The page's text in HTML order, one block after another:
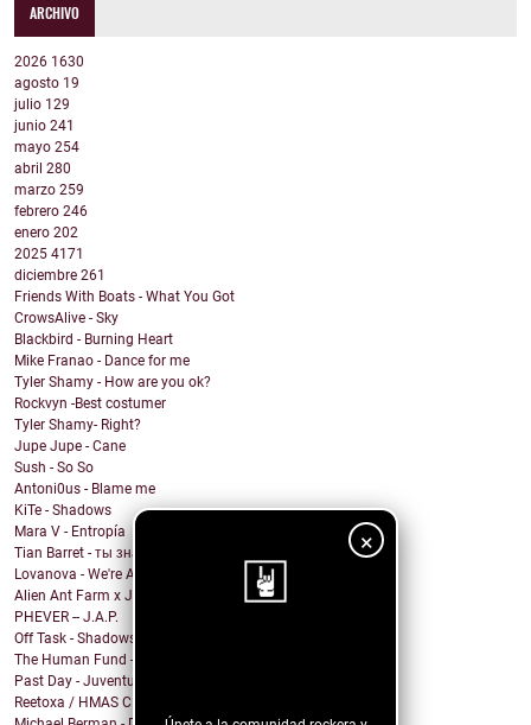
×
ARCHIVO
2026 1630
agosto 19
julio 129
junio 241
mayo 254
abril 280
marzo 259
febrero 246
enero 202
2025 4171
diciembre 261
Friends With Boats - What You Got
CrowsAlive - Sky
Blackbird - Burning Heart
Mike Franao - Dance for me
Tyler Shamy - How are you ok?
Rockvyn -Best costumer
Tyler Shamy- Right?
Jupe Jupe - Cane
Sush - So So
Antoni0us - Blame me
KiTe - Shadows
Mara V - Entropía
Tian Barret - ты знаешь, где мои ключи?
Lovanova - We're All In It Together
Alien Ant Farm x Judge & Jury - Bad Attitude
PHEVER -- J.A.P.
Off Task - Shadows
The Human Fund - Chums and Chumps
Past Day - Juventud Distante
Reetoxa / HMAS CERBERUS